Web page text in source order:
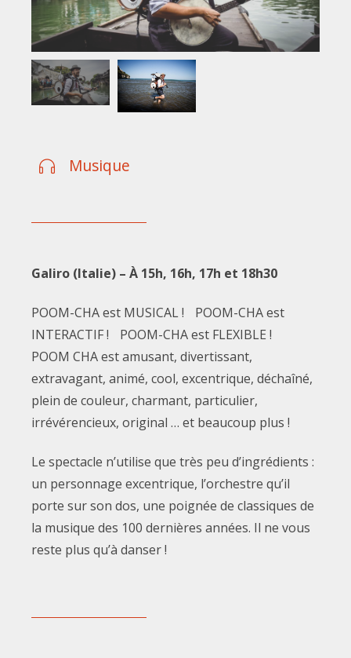
Musique
Galiro (Italie) – À 15h, 16h, 17h et 18h30
POOM-CHA est MUSICAL ! POOM-CHA est
INTERACTIF ! POOM-CHA est FLEXIBLE !
POOM CHA est amusant, divertissant,
extravagant, animé, cool, excentrique, déchaîné,
plein de couleur, charmant, particulier,
irrévérencieux, original … et beaucoup plus !
Le spectacle n’utilise que très peu d’ingrédients :
un personnage excentrique, l’orchestre qu’il
porte sur son dos, une poignée de classiques de
la musique des 100 dernières années. Il ne vous
reste plus qu’à danser !